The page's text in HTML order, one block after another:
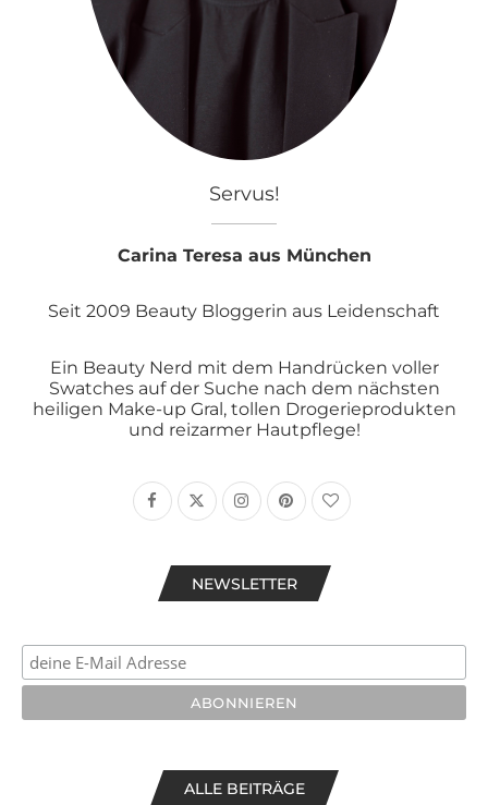
Servus!
Carina Teresa aus München
Seit 2009 Beauty Bloggerin aus Leidenschaft
Ein Beauty Nerd mit dem Handrücken voller
Swatches auf der Suche nach dem nächsten
heiligen Make-up Gral, tollen Drogerieprodukten
und reizarmer Hautpflege!
NEWSLETTER
ALLE BEITRÄGE